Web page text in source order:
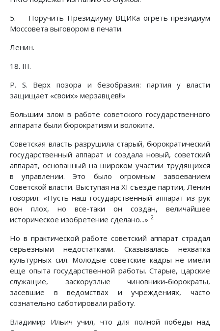
5. Поручить Президиуму ВЦИКа огреть президиум
Моссовета выговором в печати.
Ленин.
18. III.
P. S. Верх позора и безобразия: партия у власти
защищает «своих» мерзавцев!!»
Большим злом в работе советского государственного
аппарата были бюрократизм и волокита.
Советская власть разрушила старый, бюрократический
государственный аппарат и создала новый, советский
аппарат, основанный на широком участии трудящихся
в управлении. Это было огромным завоеванием
Советской власти. Выступая на XI съезде партии, Ленин
говорил: «Пусть наш государственный аппарат из рук
вон плох, но все-таки он создан, величайшее
историческое изобретение сделано...» 2
Но в практической работе советский аппарат страдал
серьезными недостатками. Сказывалась нехватка
культурных сил. Молодые советские кадры не имели
еще опыта государственной работы. Старые, царские
служащие, заскорузлые чиновники-бюрократы,
засевшие в ведомствах и учреждениях, часто
сознательно саботировали работу.
Владимир Ильич учил, что для полной победы над